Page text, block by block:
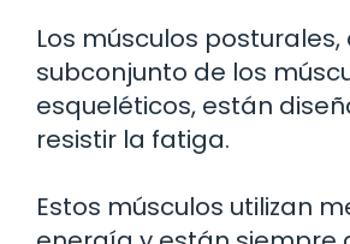
Los músculos posturales,
subconjunto de los
esqueléticos, están
resistir la fatiga.
Estos músculos utilizan